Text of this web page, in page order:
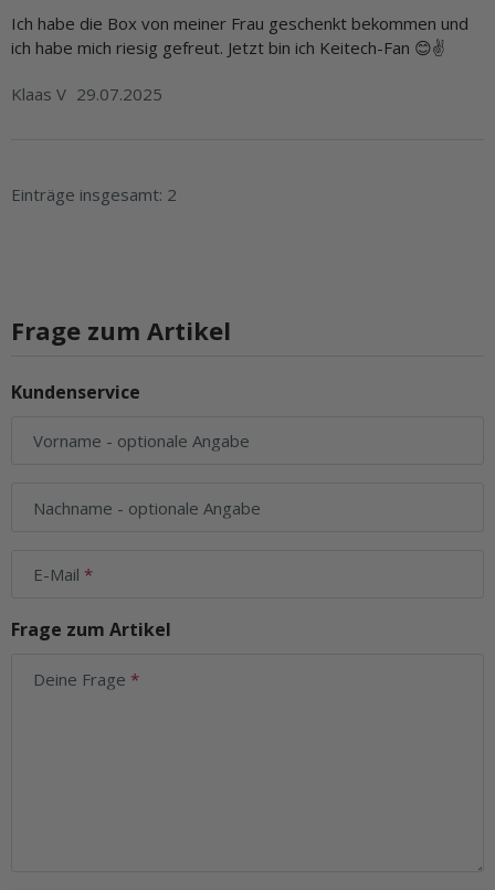
Ich habe die Box von meiner Frau geschenkt bekommen und
ich habe mich riesig gefreut. Jetzt bin ich Keitech-Fan 😊✌
Klaas V 29.07.2025
Einträge insgesamt: 2
Frage zum Artikel
Kundenservice
Vorname - optionale Angabe
Nachname - optionale Angabe
E-Mail
Frage zum Artikel
Deine Frage